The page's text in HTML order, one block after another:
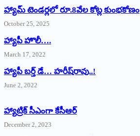
హ్యామ్‌ ‌టెండర్లలో రూ.8వేల కోట్ల కుంభకోణం
October 25, 2025
హ్యాపీ హొలీ….
March 17, 2022
హ్యాపీ బర్త్ ‌డే… హరీష్‌రావు..!
June 2, 2022
హ్యాట్రిక్‌ ‌సీఎంగా కేసీఆర్‌
December 2, 2023